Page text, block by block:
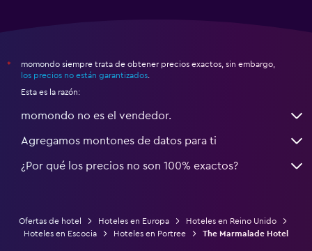
*
momondo siempre trata de obtener precios exactos, sin embargo,
los precios no están garantizados
Esta es la razón:
momondo no es el vendedor.
Agregamos montones de datos para ti
¿Por qué los precios no son 100% exactos?
Ofertas de hotel Hoteles en Europa
Hoteles en Reino Unido
Hoteles en Escocia
Hoteles en Portree The Marmalade Hotel